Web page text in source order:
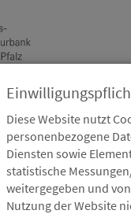
Kommunal Die ISB
Diese Website nutzt
personenbezogene
Diensten sowie
statistische
weitergegeben und
Nutzung der Website